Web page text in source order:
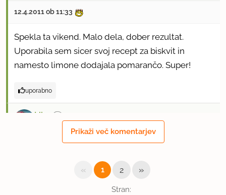
12.4.2011 ob 11:33
Spekla ta vikend. Malo dela, dober rezultat.
Uporabila sem sicer svoj recept za biskvit in
namesto limone dodajala pomarančo. Super!
uporabno
Liiu
Prikaži več komentarjev
Stran:
« 1 2 »